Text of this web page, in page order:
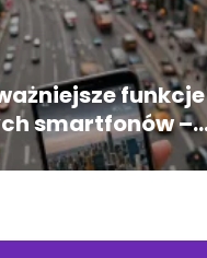
funkcje
smartfonów –